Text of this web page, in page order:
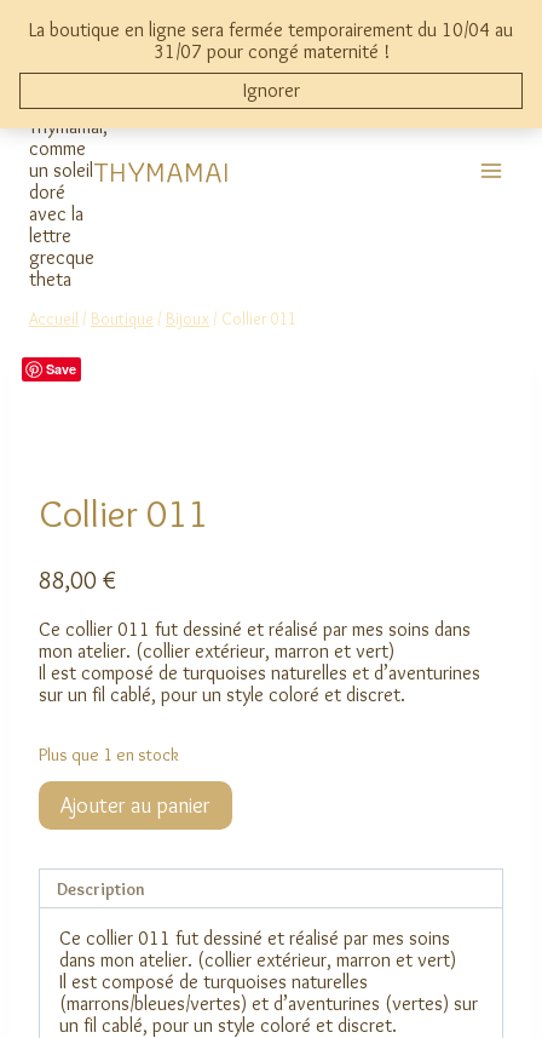
La boutique en ligne sera fermée temporairement du 10/04 au
31/07 pour congé maternité !
Ignorer
0 mon compte
THYMAMAI
Accueil / Boutique / Bijoux / Collier 011
Save
Collier 011
88,00 €
Ce collier 011 fut dessiné et réalisé par mes soins dans
mon atelier. (collier extérieur, marron et vert)
Il est composé de turquoises naturelles et d’aventurines
sur un fil cablé, pour un style coloré et discret.
Plus que 1 en stock
quantité
Collier
Ajouter au panier
Description
Ce collier 011 fut dessiné et réalisé par mes soins
dans mon atelier. (collier extérieur, marron et vert)
Il est composé de turquoises naturelles
(marrons/bleues/vertes) et d’aventurines (vertes) sur
un fil cablé, pour un style coloré et discret.